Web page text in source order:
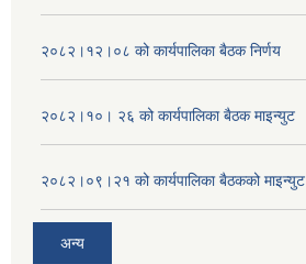
२०८२।१२।०८ को कार्यपालिका बैठक निर्णय
२०८२।१०। २६ को कार्यपालिका बैठक माइन्युट
२०८२।०९।२१ को कार्यपालिका बैठकको माइन्युट
अन्य